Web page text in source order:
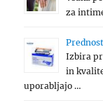
za
Izbira
in
uporabljajo …